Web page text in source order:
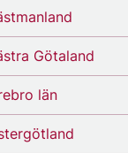
Götaland
län